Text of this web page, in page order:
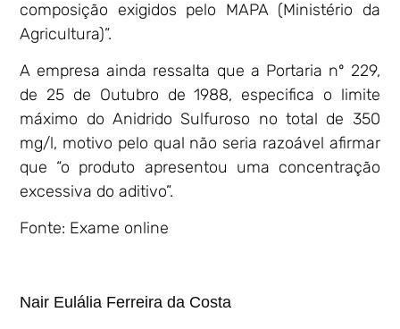
composição exigidos pelo MAPA (Ministério da
Agricultura)”.
A empresa ainda ressalta que a Portaria nº 229,
de 25 de Outubro de 1988, especifica o limite
máximo do Anidrido Sulfuroso no total de 350
mg/l, motivo pelo qual não seria razoável afirmar
que “o produto apresentou uma concentração
excessiva do aditivo”.
Fonte: Exame online
Nair Eulália Ferreira da Costa